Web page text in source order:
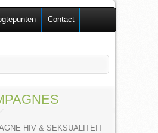
Contact
HIV & SEKSUALITEIT